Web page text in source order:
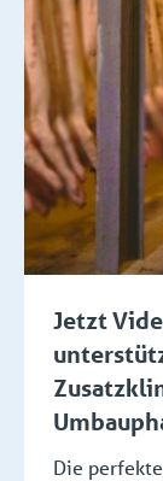
Jetzt
Die